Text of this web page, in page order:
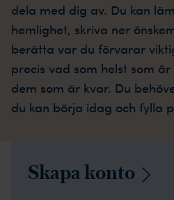
dela med dig av. Du kan
hemlighet, skriva ner
berätta var du förvarar
precis vad som helst som
dem som är kvar. Du
du kan börja idag och fylla
Skapakonto